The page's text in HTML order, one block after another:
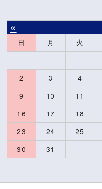
«
日 月 火
2
3 4
9
10 11
16
17 18
23
24 25
30
31